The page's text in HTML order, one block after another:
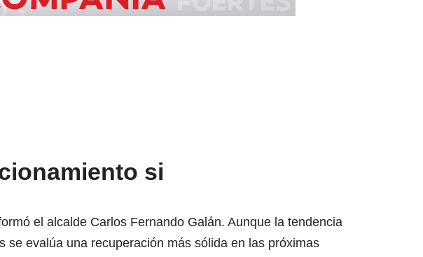
si
el alcalde Carlos Fernando Galán. Aunque la tendencia
evalúa una recuperación más sólida en las próximas